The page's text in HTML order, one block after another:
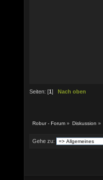
Seiten: [1] Nach oben
Robur - Forum » Diskussion »
Gehe zu: